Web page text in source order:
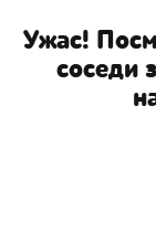
Ужас!
соседи